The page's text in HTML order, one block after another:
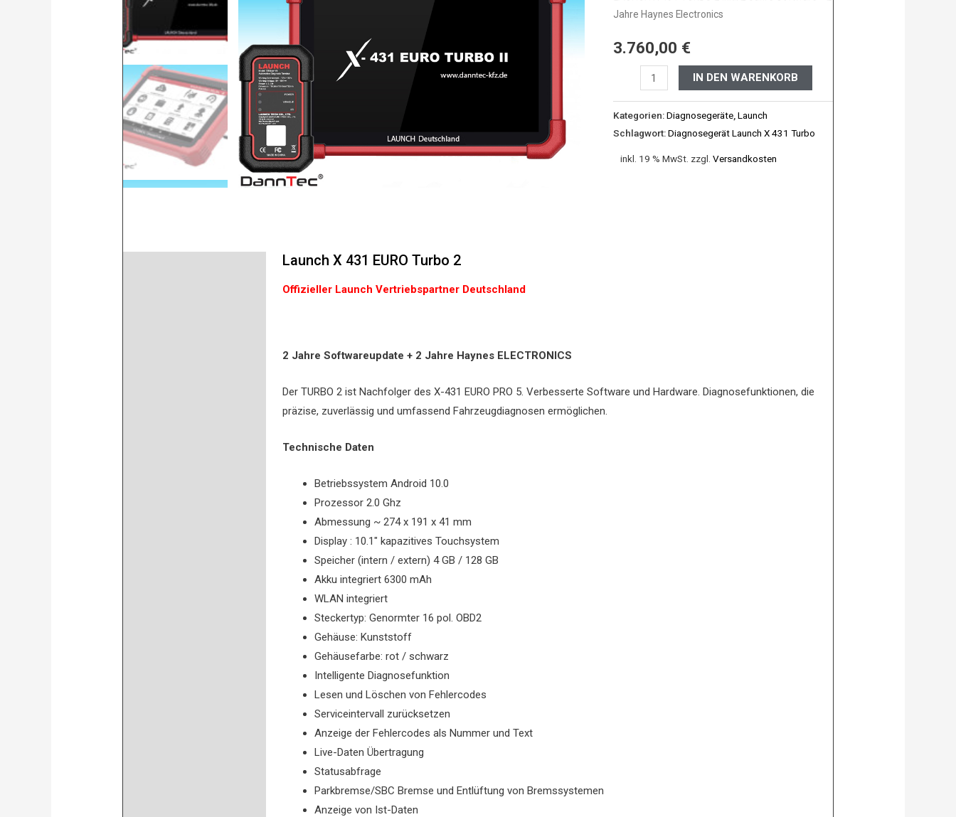
Jahre Haynes Electronics
3.760,00 €
431
2
Jahre
Software
IN DEN WARENKORB
Kategorien:Diagnosegeräte, Launch
Schlagwort:Diagnosegerät Launch X 431 Turbo
inkl. 19 % MwSt. zzgl. Versandkosten
Launch X 431 EURO Turbo 2
Offizieller Launch Vertriebspartner Deutschland
2 Jahre Softwareupdate + 2 Jahre Haynes ELECTRONICS
Der TURBO 2 ist Nachfolger des X-431 EURO PRO 5. Verbesserte Software und Hardware. Diagnosefunktionen, die
präzise, zuverlässig und umfassend Fahrzeugdiagnosen ermöglichen.
Technische Daten
Betriebssystem Android 10.0
Prozessor 2.0 Ghz
Abmessung ~ 274 x 191 x 41 mm
Display : 10.1″ kapazitives Touchsystem
Speicher (intern / extern) 4 GB / 128 GB
Akku integriert 6300 mAh
WLAN integriert
Steckertyp: Genormter 16 pol. OBD2
Gehäuse: Kunststoff
Gehäusefarbe: rot / schwarz
Intelligente Diagnosefunktion
Lesen und Löschen von Fehlercodes
Serviceintervall zurücksetzen
Anzeige der Fehlercodes als Nummer und Text
Live-Daten Übertragung
Statusabfrage
Parkbremse/SBC Bremse und Entlüftung von Bremssystemen
Anzeige von Ist-Daten